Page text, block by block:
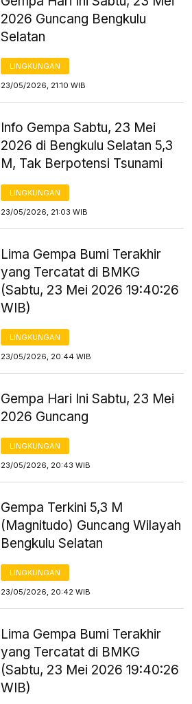
2026 Guncang Bengkulu
Selatan
LINGKUNGAN
23/05/2026, 21:10 WIB
Info Gempa Sabtu, 23 Mei
2026 di Bengkulu Selatan 5,3
M, Tak Berpotensi Tsunami
LINGKUNGAN
23/05/2026, 21:03 WIB
Lima Gempa Bumi Terakhir
yang Tercatat di BMKG
(Sabtu, 23 Mei 2026 19:40:26
WIB)
LINGKUNGAN
23/05/2026, 20:44 WIB
Gempa Hari Ini Sabtu, 23 Mei
2026 Guncang
LINGKUNGAN
23/05/2026, 20:43 WIB
Gempa Terkini 5,3 M
(Magnitudo) Guncang Wilayah
Bengkulu Selatan
LINGKUNGAN
23/05/2026, 20:42 WIB
Lima Gempa Bumi Terakhir
yang Tercatat di BMKG
(Sabtu, 23 Mei 2026 19:40:26
WIB)